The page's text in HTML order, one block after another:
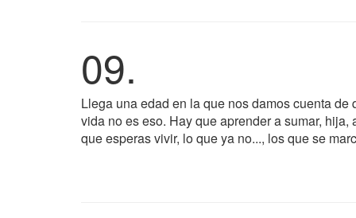
09.
Llega una edad en la que nos damos cuenta
vida no es eso. Hay que aprender a sumar,
que esperas vivir, lo que ya no..., los que se